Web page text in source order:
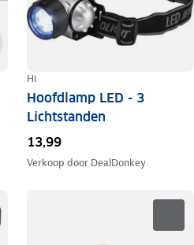
Hi
Hoofdlamp LED - 3
Lichtstanden
13,99
Verkoop door DealDonkey